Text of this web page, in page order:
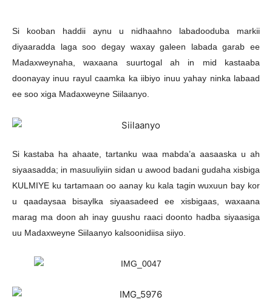
Si kooban haddii aynu u nidhaahno labadooduba markii
diyaaradda laga soo degay waxay galeen labada garab ee
Madaxweynaha, waxaana suurtogal ah in mid kastaaba
doonayay inuu rayul caamka ka iibiyo inuu yahay ninka labaad
ee soo xiga Madaxweyne Siilaanyo.
Si kastaba ha ahaate, tartanku waa mabda’a aasaaska u ah
siyaasadda; in masuuliyiin sidan u awood badani gudaha xisbiga
KULMIYE ku tartamaan oo aanay ku kala tagin wuxuun bay kor
u qaadaysaa bisaylka siyaasadeed ee xisbigaas, waxaana
marag ma doon ah inay guushu raaci doonto hadba siyaasiga
uu Madaxweyne Siilaanyo kalsoonidiisa siiyo.